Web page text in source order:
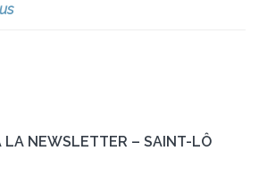
LA NEWSLETTER – SAINT-LÔ